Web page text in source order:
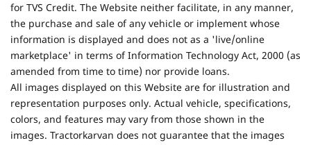
for TVS Credit. The Website neither facilitate, in any manner,
the purchase and sale of any vehicle or implement whose
information is displayed and does not as a 'live/online
marketplace' in terms of Information Technology Act, 2000 (as
amended from time to time) nor provide loans.
All images displayed on this Website are for illustration and
representation purposes only. Actual vehicle, specifications,
colors, and features may vary from those shown in the
images. Tractorkarvan does not guarantee that the images